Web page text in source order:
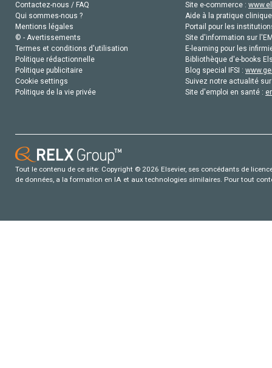
Contactez-nous / FAQ
Qui sommes-nous ?
Mentions légales
© - Avertissements
Termes et conditions d'utilisation
Politique rédactionnelle
Politique publicitaire
Cookie settings
Politique de la vie privée
Site e-commerce :
Aide à la pratique
Portail pour les
Site d'information sur
E-learning pour les
Bibliothèque d'e-books
Blog special IFSI :
Suivez notre actualité
Site d'emploi en santé :
Tout le contenu de ce site: Copyright © 2026 Elsevier, ses concédants de
de données, a la formation en IA et aux technologies similaires. Pour tout